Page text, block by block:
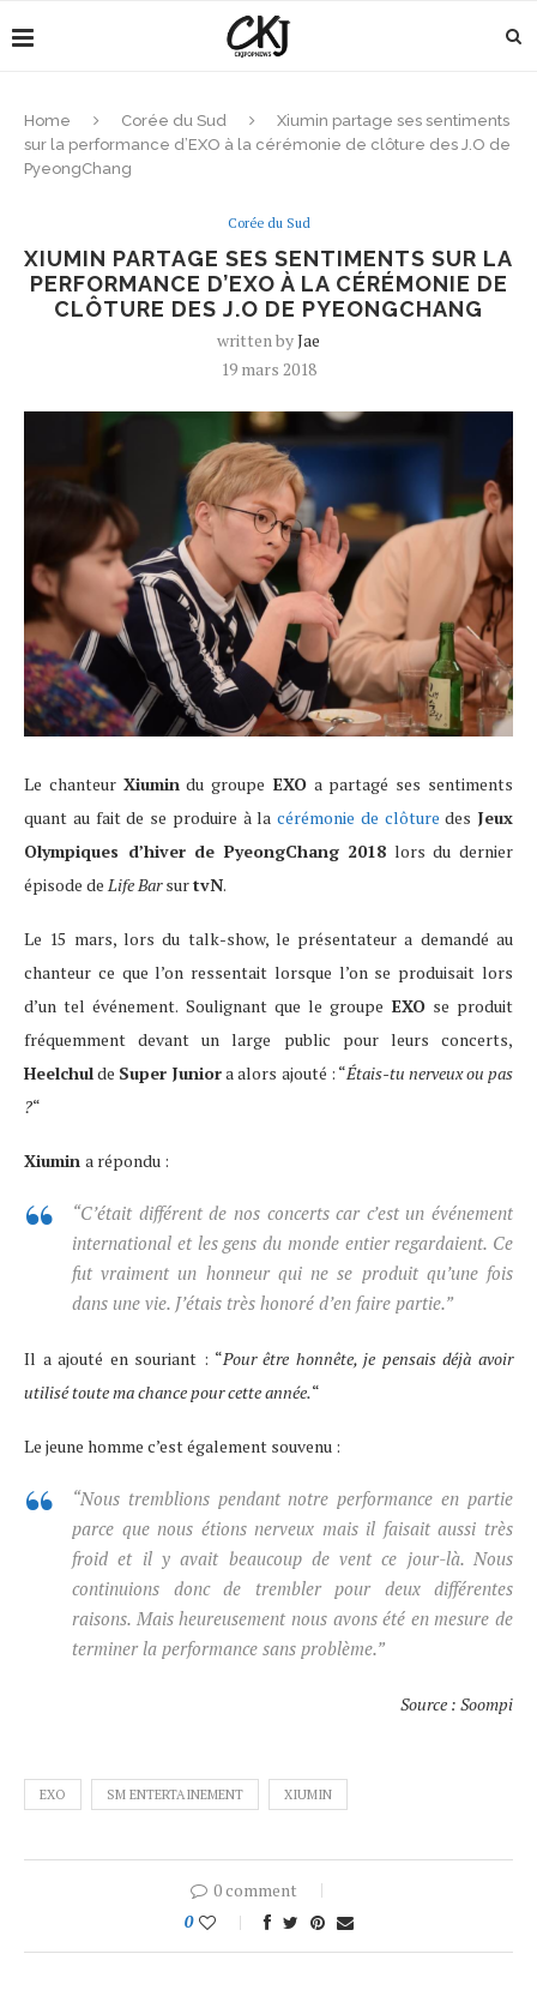
Home Corée du Sud
Xiumin partage ses sentiments
sur la performance d’EXO à la cérémonie de clôture des J.O de
PyeongChang
Corée du Sud
XIUMIN PARTAGE SES SENTIMENTS SUR LA
PERFORMANCE D’EXO À LA CÉRÉMONIE DE
CLÔTURE DES J.O DE PYEONGCHANG
written byJae
19 mars 2018
Le chanteur Xiumin du groupe EXOa partagé ses sentiments
quant au fait de se produire à la cérémonie de clôture des Jeux
Olympiques d’hiver de PyeongChang 2018 lors du dernier
épisode de Life BarsurtvN.
Le 15 mars, lors du talk-show, le présentateur a demandé au
chanteur ce que l’on ressentait lorsque l’on se produisait lors
d’un tel événement. Soulignant que le groupe EXOse produit
fréquemment devant un large public pour leurs concerts,
Heelchulde Super Juniora alors ajouté : “Étais-tu nerveux ou pas
?“
Xiumin a répondu :
“C’était différent de nos concerts car c’est un événement
international et les gens du monde entier regardaient. Ce
fut vraiment un honneur qui ne se produit qu’une fois
dans une vie. J’étais très honoré d’en faire partie.”
Il a ajouté en souriant : “Pour être honnête, je pensais déjà avoir
utilisé toute ma chance pour cette année.“
Le jeune homme c’est également souvenu :
“Nous tremblions pendant notre performance en partie
parce que nous étions nerveux mais il faisait aussi très
froid et il y avait beaucoup de vent ce jour-là. Nous
continuions donc de trembler pour deux différentes
raisons. Mais heureusement nous avons été en mesure de
terminer la performance sans problème.”
Source : Soompi
EXO SM ENTERTAINEMENT XIUMIN
0 comment
0